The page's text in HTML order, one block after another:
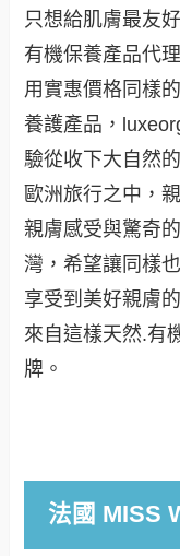
只想給肌膚最友
有機保養產品代
用實惠價格同樣
養護產品，
驗從收下大自然
歐洲旅行之中，
親膚感受與驚奇
灣，希望讓同樣
享受到美好親膚
來自這樣天然.有
牌。
法國 MISS